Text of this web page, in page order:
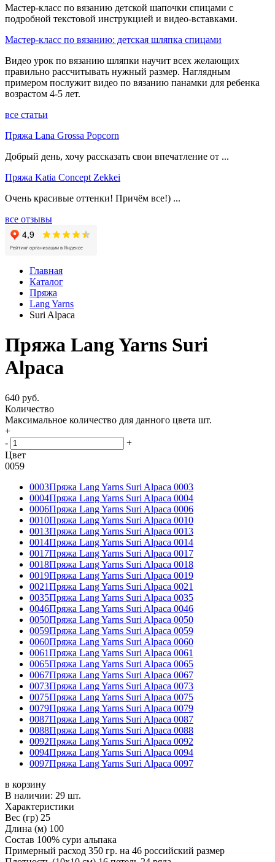
Мастер-класс по вязанию детской шапочки спицами с
подробной текстовой инструкцией и видео-вставками.
Мастер-класс по вязанию: детская шляпка спицами
Видео урок по вязанию шляпки научит всех желающих
правильно рассчитывать нужный размер. Наглядным
примером послужит видео по вязанию панамки для ребенка
возрастом 4-5 лет.
все статьи
Пряжа Lana Grossa Popcorn
Добрый день, хочу рассказать свои впечатление от ...
Пряжа Katia Concept Zekkei
Очень красивые оттенки! Причём все!) ...
все отзывы
Главная
Каталог
Пряжа
Lang Yarns
Suri Alpaca
Пряжа Lang Yarns Suri
Alpaca
640 руб.
Количество
Максимальное количество для данного цвета шт.
+
-
+
Цвет
0059
0003Пряжа Lang Yarns Suri Alpaca 0003
0004Пряжа Lang Yarns Suri Alpaca 0004
0006Пряжа Lang Yarns Suri Alpaca 0006
0010Пряжа Lang Yarns Suri Alpaca 0010
0013Пряжа Lang Yarns Suri Alpaca 0013
0014Пряжа Lang Yarns Suri Alpaca 0014
0017Пряжа Lang Yarns Suri Alpaca 0017
0018Пряжа Lang Yarns Suri Alpaca 0018
0019Пряжа Lang Yarns Suri Alpaca 0019
0021Пряжа Lang Yarns Suri Alpaca 0021
0035Пряжа Lang Yarns Suri Alpaca 0035
0046Пряжа Lang Yarns Suri Alpaca 0046
0050Пряжа Lang Yarns Suri Alpaca 0050
0059Пряжа Lang Yarns Suri Alpaca 0059
0060Пряжа Lang Yarns Suri Alpaca 0060
0061Пряжа Lang Yarns Suri Alpaca 0061
0065Пряжа Lang Yarns Suri Alpaca 0065
0067Пряжа Lang Yarns Suri Alpaca 0067
0073Пряжа Lang Yarns Suri Alpaca 0073
0075Пряжа Lang Yarns Suri Alpaca 0075
0079Пряжа Lang Yarns Suri Alpaca 0079
0087Пряжа Lang Yarns Suri Alpaca 0087
0088Пряжа Lang Yarns Suri Alpaca 0088
0092Пряжа Lang Yarns Suri Alpaca 0092
0094Пряжа Lang Yarns Suri Alpaca 0094
0097Пряжа Lang Yarns Suri Alpaca 0097
в корзину
В наличии: 29 шт.
Характеристики
Вес (гр) 25
Длина (м) 100
Состав 100% сури альпака
Примерный расход 350 гр. на 46 российский размер